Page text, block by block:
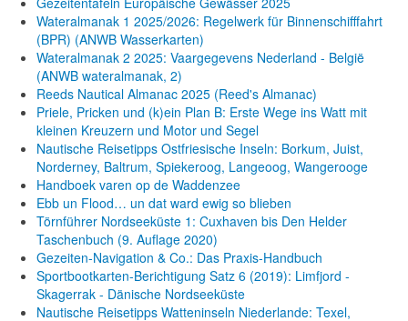
Wateralmanak 1 2025/2026: Regelwerk für Binnenschifffahrt
(BPR) (ANWB Wasserkarten)
Wateralmanak 2 2025: Vaargegevens Nederland - België
(ANWB wateralmanak, 2)
Reeds Nautical Almanac 2025 (Reed's Almanac)
Priele, Pricken und (k)ein Plan B: Erste Wege ins Watt mit
kleinen Kreuzern und Motor und Segel
Nautische Reisetipps Ostfriesische Inseln: Borkum, Juist,
Norderney, Baltrum, Spiekeroog, Langeoog, Wangerooge
Handboek varen op de Waddenzee
Ebb un Flood… un dat ward ewig so blieben
Törnführer Nordseeküste 1: Cuxhaven bis Den Helder
Taschenbuch (9. Auflage 2020)
Gezeiten-Navigation & Co.: Das Praxis-Handbuch
Sportbootkarten-Berichtigung Satz 6 (2019): Limfjord -
Skagerrak - Dänische Nordseeküste
Nautische Reisetipps Watteninseln Niederlande: Texel,